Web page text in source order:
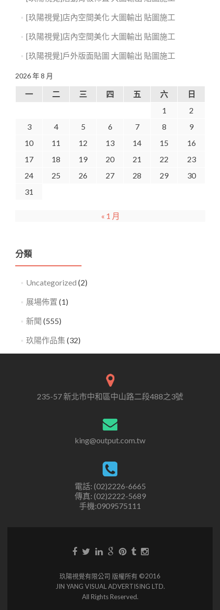
[玖陽視覺]店內空間美化 大圖輸出 貼圖施工
[玖陽視覺]店內空間美化 大圖輸出 貼圖施工
[玖陽視覺]戶外版面貼圖 大圖輸出 貼圖施工
2026 年 8 月
一 二 三 四 五 六
日
1
2
3
4 5 6 7 8
9
10
11 12 13 14 15
16
17
18 19 20 21 22
23
24
25 26 27 28 29
30
31
« 1 月
分類
Uncategorized (2)
展場佈置 (1)
新聞 (555)
玖陽作品集 (32)
235-57 新北市中和區中山路二段488之3號
king@output.com.tw
電話: (02)2226-6665
傳真: (02)2222-5689
手機:0909575111
玖陽視覺有限公司 版權所有 ©2016
JIN YANG VISUAL ADVERTISING LTD.
All Rights Reserved.